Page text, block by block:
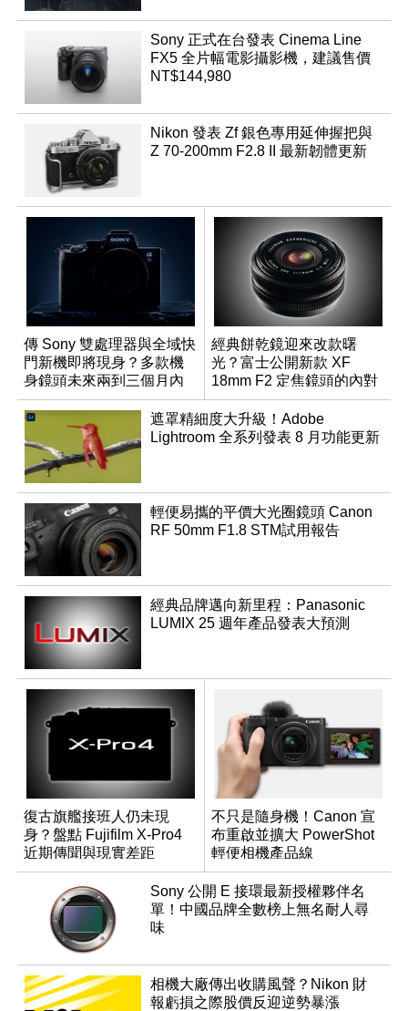
Sony 正式在台發表 Cinema Line
FX5 全片幅電影攝影機，建議售價
NT$144,980
Nikon 發表 Zf 銀色專用延伸握把與
Z 70-200mm F2.8 II 最新韌體更新
傳 Sony 雙處理器與全域快
門新機即將現身？多款機
身鏡頭未來兩到三個月內
有望登場
經典餅乾鏡迎來改款曙
光？富士公開新款 XF
18mm F2 定焦鏡頭的內對
焦專利
遮罩精細度大升級！Adobe
Lightroom 全系列發表 8 月功能更新
輕便易攜的平價大光圈鏡頭 Canon
RF 50mm F1.8 STM試用報告
經典品牌邁向新里程：Panasonic
LUMIX 25 週年產品發表大預測
復古旗艦接班人仍未現
身？盤點 Fujifilm X-Pro4
近期傳聞與現實差距
不只是隨身機！Canon 宣
布重啟並擴大 PowerShot
輕便相機產品線
Sony 公開 E 接環最新授權夥伴名
單！中國品牌全數榜上無名耐人尋
味
相機大廠傳出收購風聲？Nikon 財
報虧損之際股價反迎逆勢暴漲